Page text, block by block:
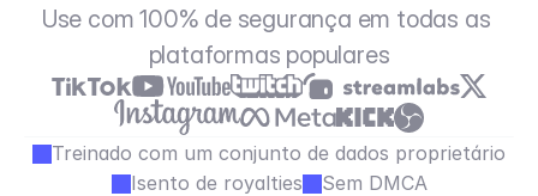
Use com 100% de segurança em todas as
plataformas populares
Treinado com um conjunto de dados proprietário
Isento de royalties
Sem DMCA